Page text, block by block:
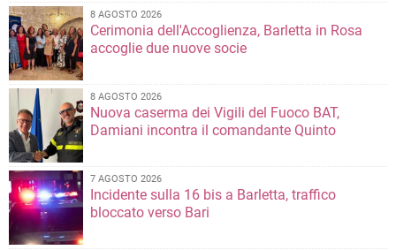
8 AGOSTO 2026
Cerimonia dell'Accoglienza, Barletta in Rosa
accoglie due nuove socie
8 AGOSTO 2026
Nuova caserma dei Vigili del Fuoco BAT,
Damiani incontra il comandante Quinto
7 AGOSTO 2026
Incidente sulla 16 bis a Barletta, traffico
bloccato verso Bari